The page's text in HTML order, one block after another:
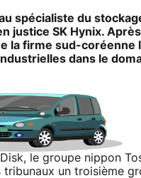
spécialiste du
justice SK Hynix.
la firme sud-coréenne
dans le
le groupe nippon
tribunaux un troisième